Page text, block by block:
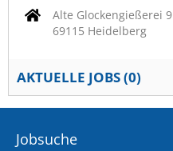
Alte Glockengießerei 9
69115 Heidelberg
AKTUELLE JOBS (0)
Jobsuche